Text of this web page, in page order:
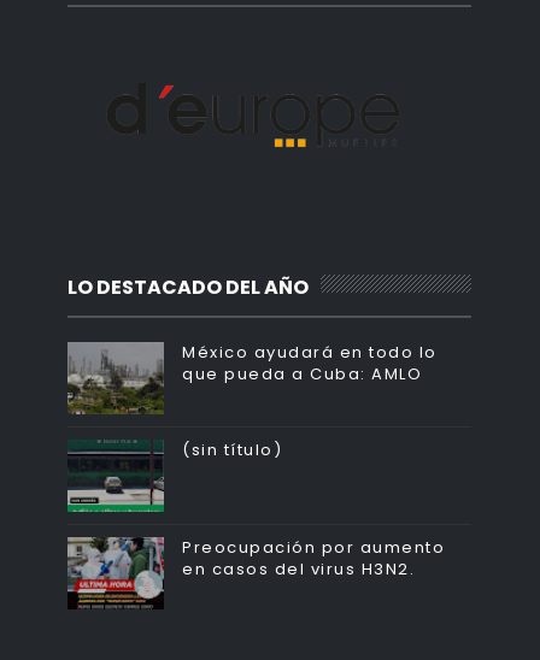
LO DESTACADO DEL AÑO
México ayudará en todo lo
que pueda a Cuba: AMLO
(sin título)
Preocupación por aumento
en casos del virus H3N2.